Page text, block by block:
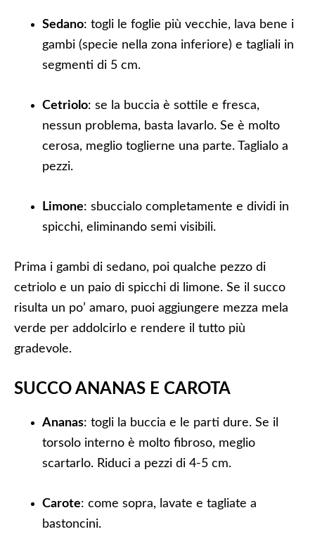
Sedano: togli le foglie più vecchie, lava bene i
gambi (specie nella zona inferiore) e tagliali in
segmenti di 5 cm.
Cetriolo: se la buccia è sottile e fresca,
nessun problema, basta lavarlo. Se è molto
cerosa, meglio toglierne una parte. Taglialo a
pezzi.
Limone: sbuccialo completamente e dividi in
spicchi, eliminando semi visibili.
Prima i gambi di sedano, poi qualche pezzo di
cetriolo e un paio di spicchi di limone. Se il succo
risulta un po’ amaro, puoi aggiungere mezza mela
verde per addolcirlo e rendere il tutto più
gradevole.
SUCCO ANANAS E CAROTA
Ananas: togli la buccia e le parti dure. Se il
torsolo interno è molto fibroso, meglio
scartarlo. Riduci a pezzi di 4-5 cm.
Carote: come sopra, lavate e tagliate a
bastoncini.